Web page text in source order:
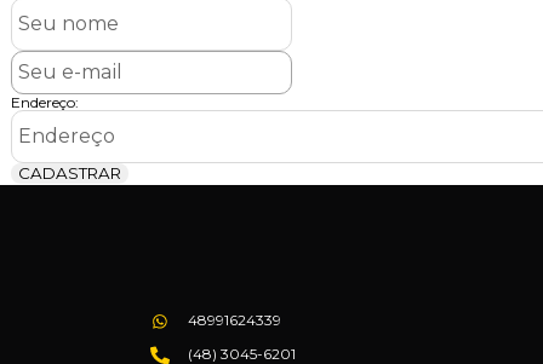
Endereço:
CADASTRAR
48991624339
(48) 3045-6201